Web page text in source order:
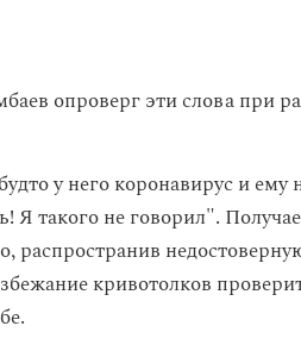
опроверг эти слова при
у него коронавирус и
такого не говорил".
распространив
кривотолков